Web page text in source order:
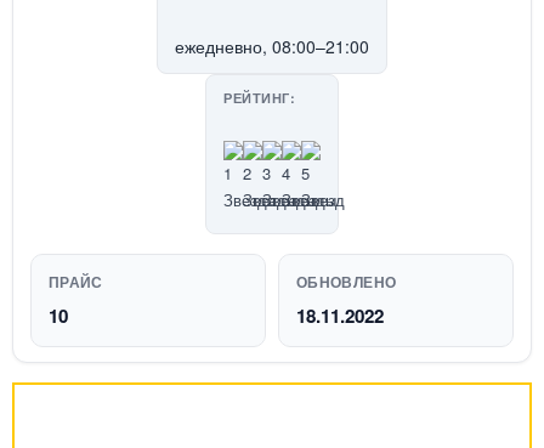
ежедневно, 08:00–21:00
РЕЙТИНГ:
ПРАЙС
10
ОБНОВЛЕНО
18.11.2022